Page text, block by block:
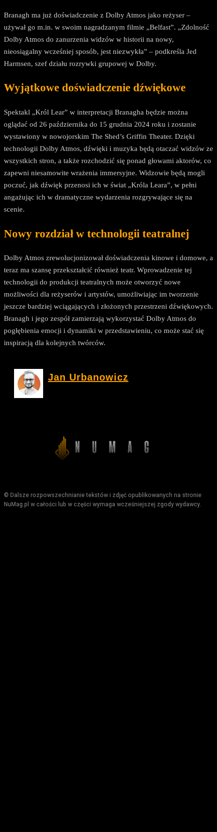
Branagh ma już doświadczenie z Dolby Atmos jako reżyser –
używał go m.in. w swoim nagradzanym filmie „Belfast”. „Zdolność
Dolby Atmos do zanurzenia widzów w historii na nowy,
nieosiągalny wcześniej sposób, jest niezwykła” – podkreśla Jed
Harmsen, szef działu rozrywki grupowej w Dolby.
Wyjątkowe doświadczenie dźwiękowe
Spektakl „Król Lear” w interpretacji Branagha będzie można
oglądać od 26 października do 15 grudnia 2024 roku i zostanie
wystawiony w nowojorskim The Shed’s Griffin Theater. Dzięki
technologii Dolby Atmos, dźwięki i muzyka będą otaczać widzów ze
wszystkich stron, a także rozchodzić się ponad głowami aktorów, co
zapewni niesamowite wrażenia immersyjne. Widzowie będą mogli
poczuć, jak dźwięk przenosi ich w świat „Króla Leara”, w pełni
angażując ich w dramatyczne wydarzenia rozgrywające się na
scenie.
Nowy rozdział w technologii teatralnej
Dolby Atmos zrewolucjonizował doświadczenia kinowe i domowe, a
teraz ma szansę przekształcić również teatr. Wprowadzenie tej
technologii do produkcji teatralnych może otworzyć nowe
możliwości dla reżyserów i artystów, umożliwiając im tworzenie
jeszcze bardziej wciągających i złożonych przestrzeni dźwiękowych.
Branagh i jego zespół zamierzają wykorzystać Dolby Atmos do
pogłębienia emocji i dynamiki w przedstawieniu, co może stać się
inspiracją dla kolejnych twórców.
Jan Urbanowicz
© Dalsze rozpowszechnianie tekstów i zdjęć opublikowanych na stronie
NuMag.pl w całości lub w części wymaga wcześniejszej zgody wydawcy.